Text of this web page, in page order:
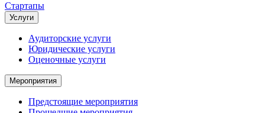
Стартапы
Услуги
Аудиторские услуги
Юридические услуги
Оценочные услуги
Мероприятия
Предстоящие мероприятия